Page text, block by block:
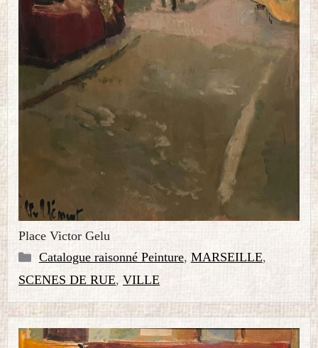
Place Victor Gelu
Catégories
Catalogue raisonné Peinture, MARSEILLE,
SCENES DE RUE, VILLE